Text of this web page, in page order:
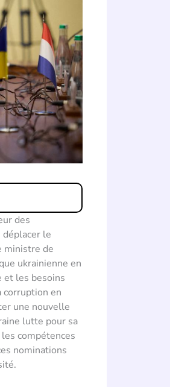
des
le
ministre de
ukrainienne en
et les besoins
corruption en
une nouvelle
lutte pour sa
compétences
nominations